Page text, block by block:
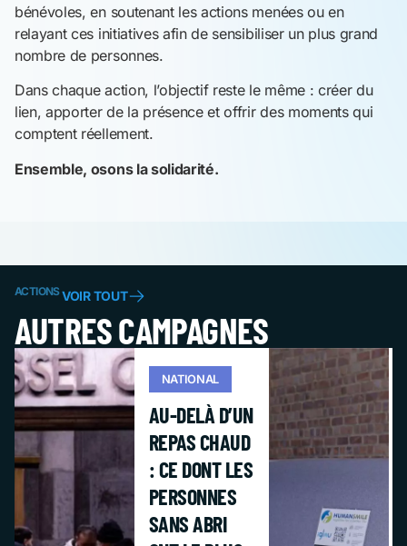
bénévoles, en soutenant les actions menées ou en
relayant ces initiatives afin de sensibiliser un plus grand
nombre de personnes.
Dans chaque action, l’objectif reste le même : créer du
lien, apporter de la présence et offrir des moments qui
comptent réellement.
Ensemble, osons la solidarité.
ACTIONSVOIR TOUT
AUTRES CAMPAGNES
NATIONAL
AU-DELÀ D’UN
REPAS CHAUD
: CE DONT LES
PERSONNES
SANS ABRI